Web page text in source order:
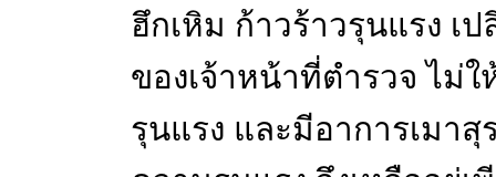
ฮึกเหิม ก้าวร้าวรุนแรง เ
ของเจ้าหน้าที่ตำรวจ ไม่
รุนแรง และมีอาการเมา